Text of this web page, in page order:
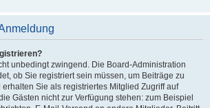
unbedingt zwingend. Die Board-Administration
ob Sie registriert sein müssen, um Beiträge zu
Sie als registriertes Mitglied Zugriff auf
Gästen nicht zur Verfügung stehen: zum Beispiel